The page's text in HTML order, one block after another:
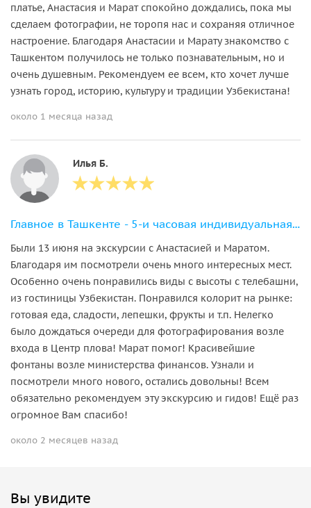
платье, Анастасия и Марат спокойно дождались, пока мы
сделаем фотографии, не торопя нас и сохраняя отличное
настроение. Благодаря Анастасии и Марату знакомство с
Ташкентом получилось не только познавательным, но и
очень душевным. Рекомендуем ее всем, кто хочет лучше
узнать город, историю, культуру и традиции Узбекистана!
около 1 месяца назад
Илья Б.
Главное в Ташкенте - 5-и часовая индивидуальная экскурсия
Были 13 июня на экскурсии с Анастасией и Маратом.
Благодаря им посмотрели очень много интересных мест.
Особенно очень понравились виды с высоты с телебашни,
из гостиницы Узбекистан. Понравился колорит на рынке:
готовая еда, сладости, лепешки, фрукты и т.п. Нелегко
было дождаться очереди для фотографирования возле
входа в Центр плова! Марат помог! Красивейшие
фонтаны возле министерства финансов. Узнали и
посмотрели много нового, остались довольны! Всем
обязательно рекомендуем эту экскурсию и гидов! Ещё раз
огромное Вам спасибо!
около 2 месяцев назад
Вы увидите